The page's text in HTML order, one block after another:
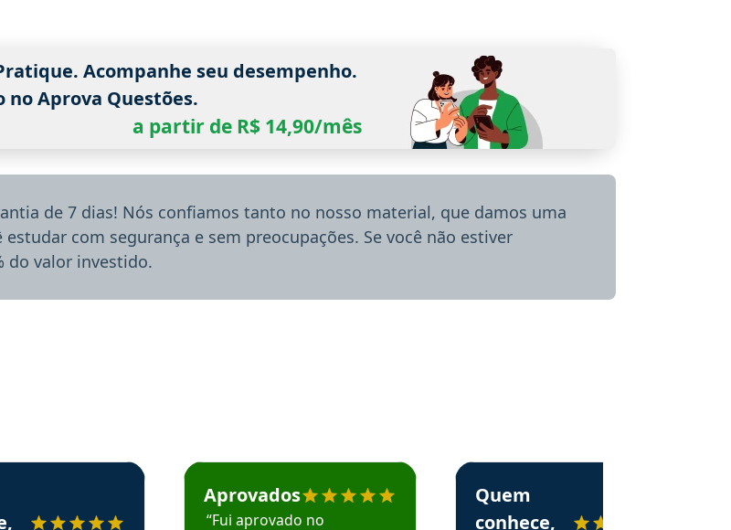
Acompanhe seu desempenho.
no Aprova Questões.
a partir de R$ 14,90/mês
de 7 dias! Nós confiamos tanto no nosso material, que damos uma
com segurança e sem preocupações. Se você não estiver
do valor investido.
recomenda o Aprova Concursos em depoimentoEstudante Mário recomenda o Aprova Concursos em depoimento
Aprovados
“Fui aprovado no
Estudante Alessandra recomenda o Aprova
Quem
conhece,